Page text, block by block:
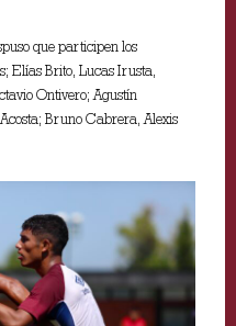
que participen los
Elías Brito, Lucas Irusta,
Ontivero; Agustín
Bruno Cabrera, Alexis